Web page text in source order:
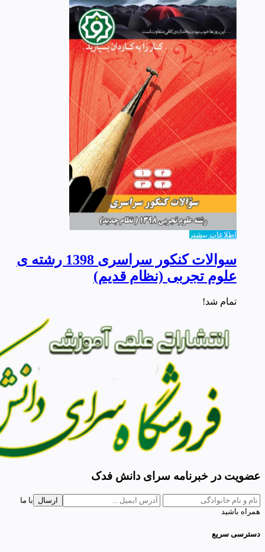
اطلاعات بیشتر
سوالات کنکور سراسری 1398 رشته ی
علوم تجربی (نظام قدیم)
تمام شد!
عضویت در خبرنامه سرای دانش فدک
ارسال
با ما
همراه باشید
دسترسی سریع